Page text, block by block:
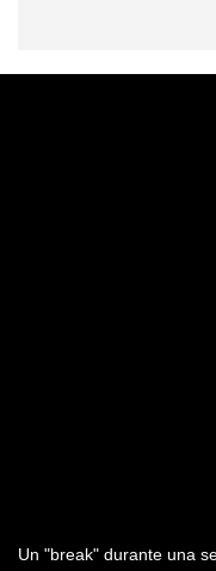
Un "break" durante una